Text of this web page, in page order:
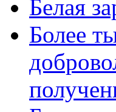
Белая
Более